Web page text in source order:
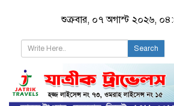
শুক্রবার, ০৭ অগাস্ট ২০২৬,
Search